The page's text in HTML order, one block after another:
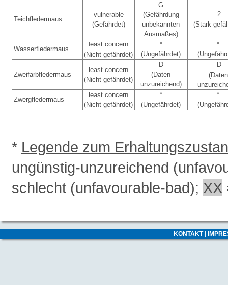
Teichfledermaus
vulnerable
(Gefährdet)
G
(Gefährdung
unbekannten
Ausmaßes)
2
(Stark
Wasserfledermaus
least concern
(Nicht gefährdet)
*
(Ungefährdet)
*
Zweifarbfledermaus
least concern
(Nicht gefährdet)
D
(Daten
unzureichend)
D
(Daten
Zwergfledermaus
least concern
(Nicht gefährdet)
*
(Ungefährdet)
*
* Legende zum
ungünstig-unzureichend
schlecht (unfavourable-bad); XX
KONTAKT|